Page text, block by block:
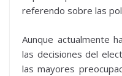
referendo sobre las
Aunque actualmente
las decisiones del
las mayores